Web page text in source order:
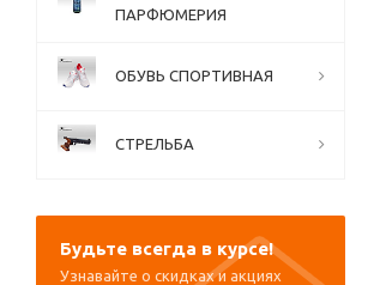
ПАРФЮМЕРИЯ
ОБУВЬ СПОРТИВНАЯ
СТРЕЛЬБА
Будьте всегда в курсе!
Узнавайте о скидках и акциях